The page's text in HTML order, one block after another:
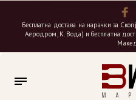
Бесплатна достава на нарачки за
Аеродром, К. Вода) и бесплатна